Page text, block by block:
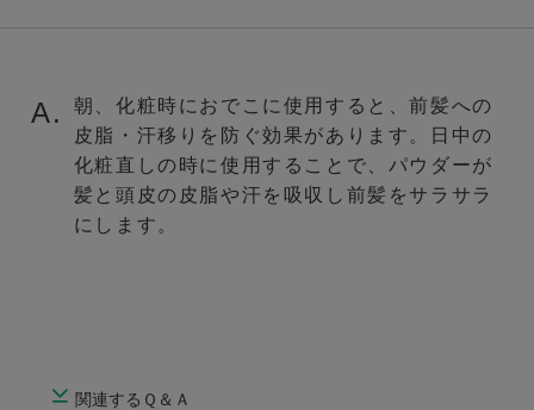
A.
朝、化粧時におでこに使用すると、前髪への
皮脂・汗移りを防ぐ効果があります。日中の
化粧直しの時に使用することで、パウダーが
髪と頭皮の皮脂や汗を吸収し前髪をサラサラ
にします。
関連するＱ＆Ａ